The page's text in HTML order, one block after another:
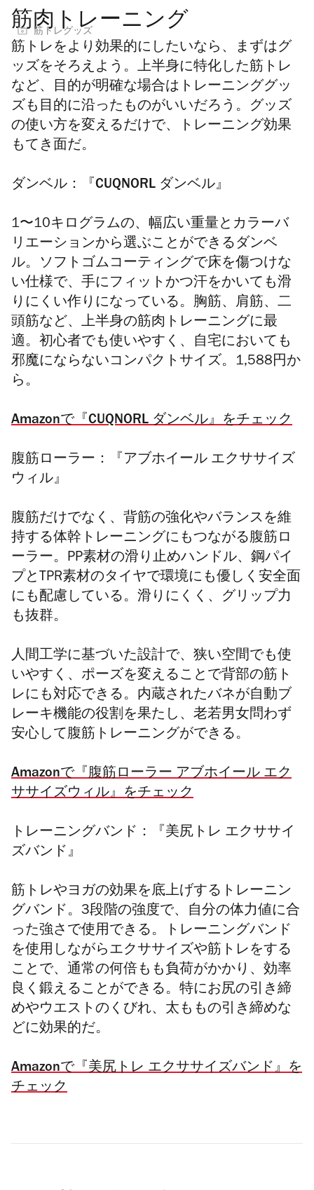
筋肉トレーニング
筋トレグッズ
筋トレをより効果的にしたいなら、まずはグ
ッズをそろえよう。上半身に特化した筋トレ
など、目的が明確な場合はトレーニンググッ
ズも目的に沿ったものがいいだろう。グッズ
の使い方を変えるだけで、トレーニング効果
もてき面だ。
ダンベル：『CUQNORL ダンベル』
1〜10キログラムの、幅広い重量とカラーバ
リエーションから選ぶことができるダンベ
ル。ソフトゴムコーティングで床を傷つけな
い仕様で、手にフィットかつ汗をかいても滑
りにくい作りになっている。胸筋、肩筋、二
頭筋など、上半身の筋肉トレーニングに最
適。初心者でも使いやすく、自宅においても
邪魔にならないコンパクトサイズ。1,588円か
ら。
Amazonで『CUQNORL ダンベル』をチェック
腹筋ローラー：『アブホイール エクササイズ
ウィル』
腹筋だけでなく、背筋の強化やバランスを維
持する体幹トレーニングにもつながる腹筋ロ
ーラー。PP素材の滑り止めハンドル、鋼パイ
プとTPR素材のタイヤで環境にも優しく安全面
にも配慮している。 滑りにくく、グリップ力
も抜群。
人間工学に基づいた設計で、狭い空間でも使
いやすく、 ポーズを変えることで背部の筋ト
レにも対応できる。内蔵されたバネが自動ブ
レーキ機能の役割を果たし、老若男女問わず
安心して腹筋トレーニングができる。
Amazonで『腹筋ローラー アブホイール エク
ササイズウィル』をチェック
トレーニングバンド：『美尻トレ エクササイ
ズバンド』
筋トレやヨガの効果を底上げするトレーニン
グバンド。3段階の強度で、自分の体力値に合
った強さで使用できる。トレーニングバンド
を使用しながらエクササイズや筋トレをする
ことで、通常の何倍もも負荷がかかり、効率
良く鍛えることができる。特にお尻の引き締
めやウエストのくびれ、太ももの引き締めな
どに効果的だ。
Amazonで『美尻トレ エクササイズバンド』を
チェック